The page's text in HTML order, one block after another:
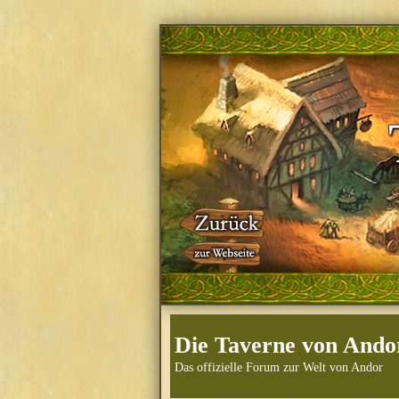
Die Taverne von
Das offizielle Forum zur Welt von Andor